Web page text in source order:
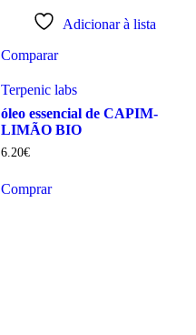
Adicionar à lista
Comparar
Terpenic labs
óleo essencial de CAPIM-
LIMÃO BIO
6.20€
Comprar